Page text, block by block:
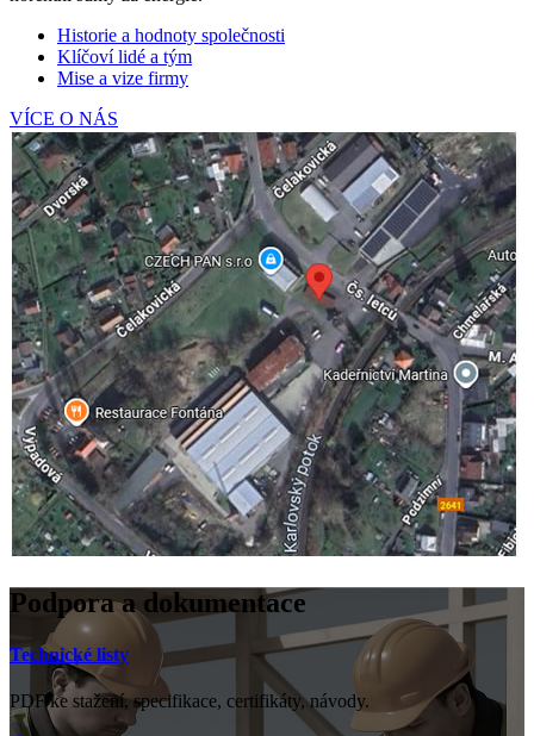
Historie a hodnoty společnosti
Klíčoví lidé a tým
Mise a vize firmy
VÍCE O NÁS
Podpora a dokumentace
Technické listy
PDF ke stažení, specifikace, certifikáty, návody.